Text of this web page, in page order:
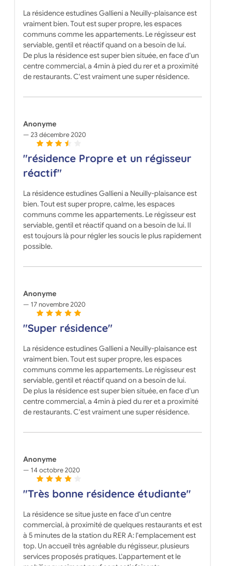
La résidence estudines Gallieni a Neuilly-plaisance est
vraiment bien. Tout est super propre, les espaces
communs comme les appartements. Le régisseur est
serviable, gentil et réactif quand on a besoin de lui.
De plus la résidence est super bien située, en face d'un
centre commercial, a 4min à pied du rer et a proximité
de restaurants. C'est vraiment une super résidence.
Anonyme
23 décembre 2020
"résidence Propre et un régisseur
réactif"
La résidence estudines Gallieni a Neuilly-plaisance est
bien. Tout est super propre, calme, les espaces
communs comme les appartements. Le régisseur est
serviable, gentil et réactif quand on a besoin de lui. Il
est toujours là pour régler les soucis le plus rapidement
possible.
Anonyme
17 novembre 2020
"Super résidence"
La résidence estudines Gallieni a Neuilly-plaisance est
vraiment bien. Tout est super propre, les espaces
communs comme les appartements. Le régisseur est
serviable, gentil et réactif quand on a besoin de lui.
De plus la résidence est super bien située, en face d'un
centre commercial, a 4min à pied du rer et a proximité
de restaurants. C'est vraiment une super résidence.
Anonyme
14 octobre 2020
"Très bonne résidence étudiante"
La résidence se situe juste en face d'un centre
commercial, à proximité de quelques restaurants et est
à 5 minutes de la station du RER A: l'emplacement est
top. Un accueil très agréable du régisseur, plusieurs
services proposés pratiques. L'appartement et le